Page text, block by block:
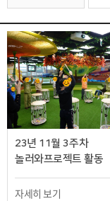
23년 11월 3주차
놀러와프로젝트 활동
자세히 보기